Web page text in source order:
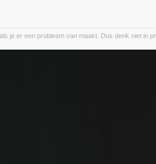
je er een probleem van maakt. Dus denk niet in